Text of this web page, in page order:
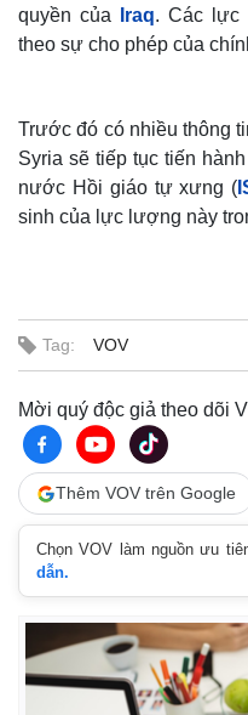
quyền của
Iraq. Các lực
theo sự cho phép của
Trước đó có nhiều thông
Syria sẽ tiếp tục tiến
nước Hồi giáo tự xưng (
sinh của lực lượng này
Tag: VOV
Mời quý độc giả theo dõi
Thêm VOV trên Google
Chọn VOV làm nguồn ưu
dẫn.